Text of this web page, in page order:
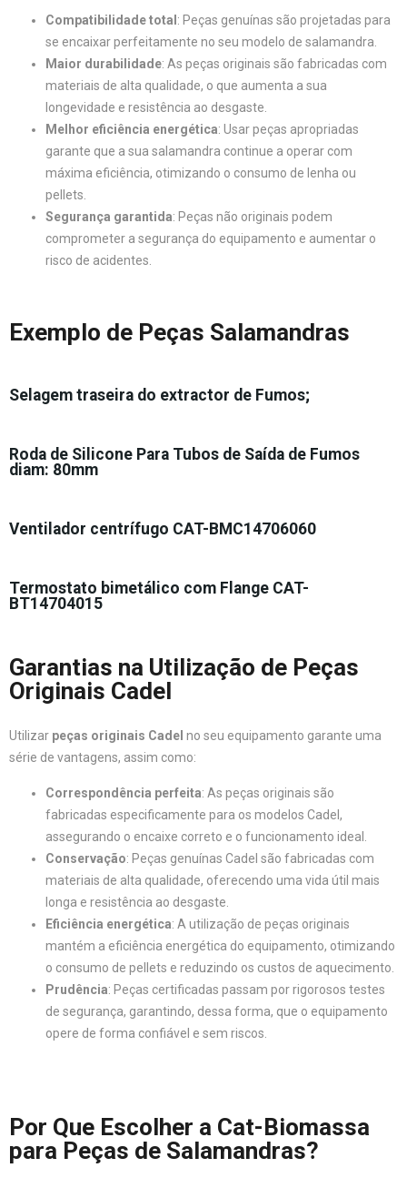
Compatibilidade total : Peças genuínas são projetadas para
se encaixar perfeitamente no seu modelo de salamandra.
Maior durabilidade: As peças originais são fabricadas com
materiais de alta qualidade, o que aumenta a sua
longevidade e resistência ao desgaste.
Melhor eficiência energética: Usar peças apropriadas
garante que a sua salamandra continue a operar com
máxima eficiência, otimizando o consumo de lenha ou
pellets.
Segurança garantida: Peças não originais podem
comprometer a segurança do equipamento e aumentar o
risco de acidentes.
Exemplo de Peças Salamandras
Selagem traseira do extractor de Fumos;
Roda de Silicone Para Tubos de Saída de Fumos
diam: 80mm
Ventilador centrífugo CAT-BMC14706060
Termostato bimetálico com Flange CAT-
BT14704015
Garantias na Utilização de Peças
Originais Cadel
Utilizar peças originais Cadel no seu equipamento garante uma
série de vantagens, assim como:
Correspondência perfeita: As peças originais são
fabricadas especificamente para os modelos Cadel,
assegurando o encaixe correto e o funcionamento ideal.
Conservação: Peças genuínas Cadel são fabricadas com
materiais de alta qualidade, oferecendo uma vida útil mais
longa e resistência ao desgaste.
Eficiência energética: A utilização de peças originais
mantém a eficiência energética do equipamento, otimizando
o consumo de pellets e reduzindo os custos de aquecimento.
Prudência: Peças certificadas passam por rigorosos testes
de segurança, garantindo, dessa forma, que o equipamento
opere de forma confiável e sem riscos.
Por Que Escolher a Cat-Biomassa
para Peças de Salamandras?